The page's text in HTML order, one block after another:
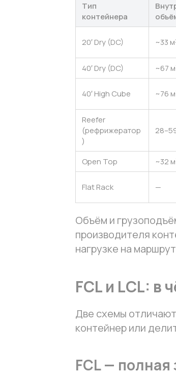
Тип
контейнера
20′ Dry (DC) ~33
40′ Dry (DC)
~67
40′ High Cube ~76
Reefer
(рефрижератор
)
Open Top ~32
Flat Rack —
Объём и
производителя
нагрузке на
FCL и LCL: в
Две схемы
контейнер или
FCL — полная